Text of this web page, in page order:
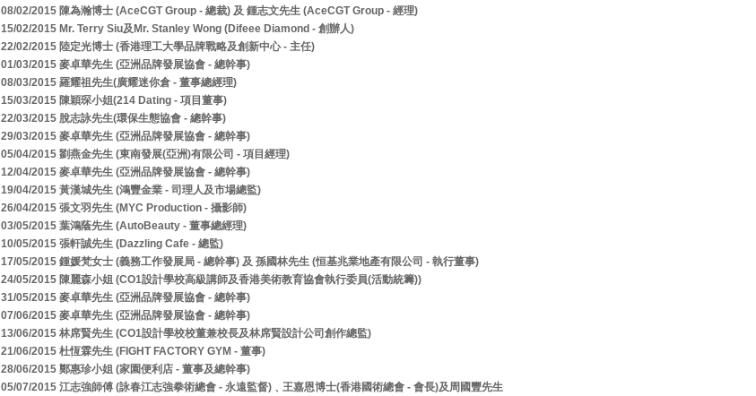
08/02/2015 陳為瀚博士 (AceCGT Group - 總裁) 及 鍾志文先生 (AceCGT Group - 經理)
15/02/2015 Mr. Terry Siu及Mr. Stanley Wong (Difeee Diamond - 創辦人)
22/02/2015 陸定光博士 (香港理工大學品牌戰略及創新中心 - 主任)
01/03/2015 麥卓華先生 (亞洲品牌發展協會 - 總幹事)
08/03/2015 羅耀祖先生(廣耀迷你倉 - 董事總經理)
15/03/2015 陳穎琛小姐(214 Dating - 項目董事)
22/03/2015 脫志詠先生(環保生態協會 - 總幹事)
29/03/2015 麥卓華先生 (亞洲品牌發展協會 - 總幹事)
05/04/2015 劉燕金先生 (東南發展(亞洲)有限公司 - 項目經理)
12/04/2015 麥卓華先生 (亞洲品牌發展協會 - 總幹事)
19/04/2015 黃漢城先生 (鴻豐金業 - 司理人及市場總監)
26/04/2015 張文羽先生 (MYC Production - 攝影師)
03/05/2015 葉鴻蔭先生 (AutoBeauty - 董事總經理)
10/05/2015 張軒誠先生 (Dazzling Cafe - 總監)
17/05/2015 鍾媛梵女士 (義務工作發展局 - 總幹事) 及 孫國林先生 (恒基兆業地產有限公司 - 執行董事)
24/05/2015 陳麗森小姐 (CO1設計學校高級講師及香港美術教育協會執行委員(活動統籌))
31/05/2015 麥卓華先生 (亞洲品牌發展協會 - 總幹事)
07/06/2015 麥卓華先生 (亞洲品牌發展協會 - 總幹事)
13/06/2015 林席賢先生 (CO1設計學校校董兼校長及林席賢設計公司創作總監)
21/06/2015 杜恆霖先生 (FIGHT FACTORY GYM - 董事)
28/06/2015 鄭惠珍小姐 (家園便利店 - 董事及總幹事)
05/07/2015 江志強師傅 (詠春江志強拳術總會 - 永遠監督)﹑王嘉恩博士(香港國術總會 - 會長)及周國豐先生